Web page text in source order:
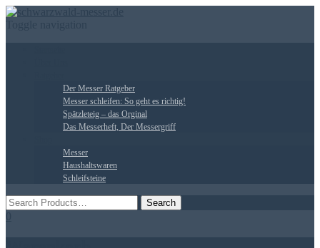
Der Messer Ratgeber
Messer schleifen: So geht es richtig!
Spätzleteig – das Orginal
Das Messerheft, Der Messergriff
Messer
Haushaltswaren
Schleifsteine